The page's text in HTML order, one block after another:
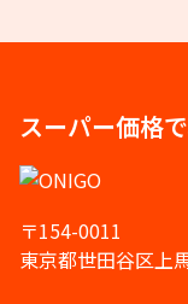
スーパー価格
〒154-0011
東京都世田谷区上